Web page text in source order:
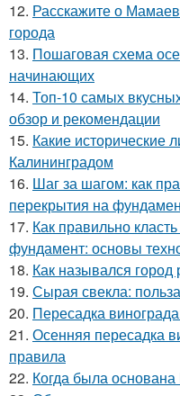
12. Расскажите о
города
13. Пошаговая схема
начинающих
14. Топ-10 самых
обзор и рекомендации
15. Какие исторические
Калининградом
16. Шаг за шагом: как
перекрытия на
17. Как правильно
фундамент: основы
18. Как назывался
19. Сырая свекла:
20. Пересадка
21. Осенняя пересадка
правила
22. Когда была